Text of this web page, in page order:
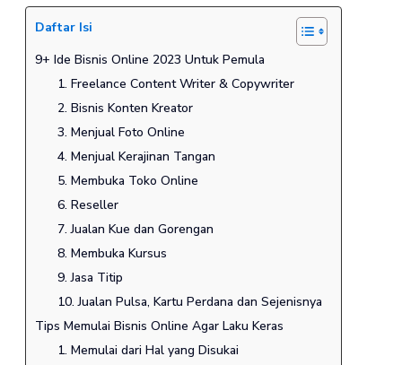
Daftar Isi
9+ Ide Bisnis Online 2023 Untuk Pemula
1. Freelance Content Writer & Copywriter
2. Bisnis Konten Kreator
3. Menjual Foto Online
4. Menjual Kerajinan Tangan
5. Membuka Toko Online
6. Reseller
7. Jualan Kue dan Gorengan
8. Membuka Kursus
9. Jasa Titip
10. Jualan Pulsa, Kartu Perdana dan Sejenisnya
Tips Memulai Bisnis Online Agar Laku Keras
1. Memulai dari Hal yang Disukai